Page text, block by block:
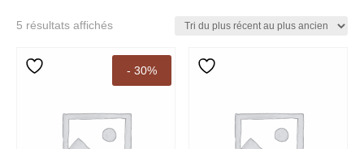
5 résultats affichésTrié
plus
ancien
- 30%